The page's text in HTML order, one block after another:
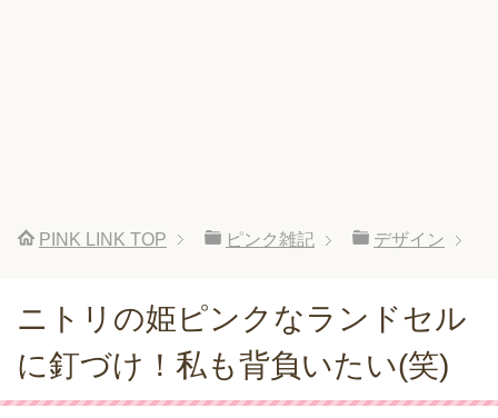
PINK LINK TOP ピンク雑記 デザイン
ニトリの姫ピンクなランドセル
に釘づけ！私も背負いたい(笑)